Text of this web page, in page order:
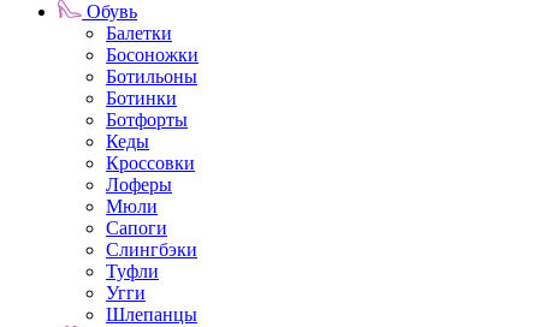
Обувь
Балетки
Босоножки
Ботильоны
Ботинки
Ботфорты
Кеды
Кроссовки
Лоферы
Мюли
Сапоги
Слингбэки
Туфли
Угги
Шлепанцы